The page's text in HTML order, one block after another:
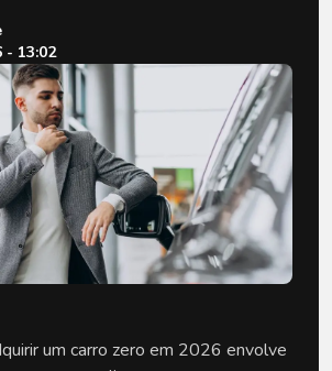
- 13:02
um carro zero em 2026 envolve